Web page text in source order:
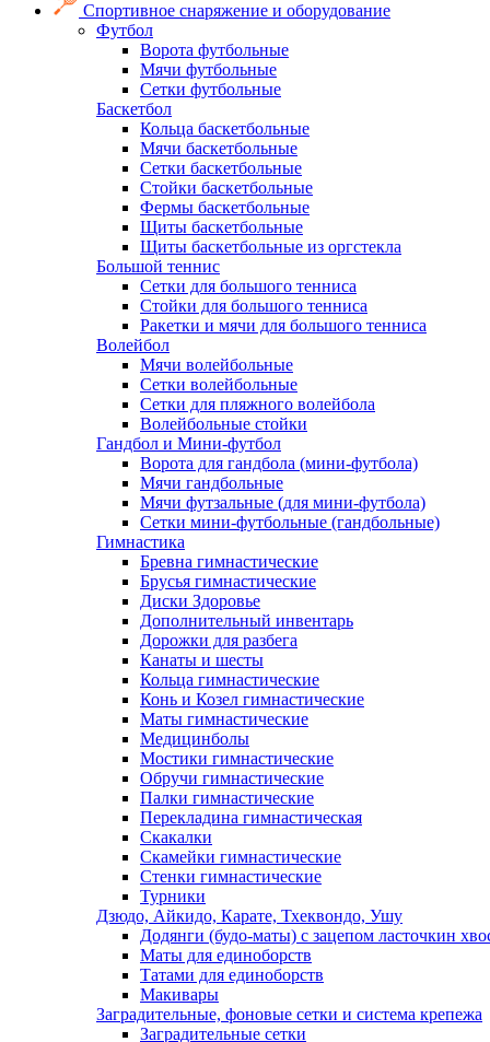
Спортивное снаряжение и оборудование
Футбол
Ворота футбольные
Мячи футбольные
Сетки футбольные
Баскетбол
Кольца баскетбольные
Мячи баскетбольные
Сетки баскетбольные
Стойки баскетбольные
Фермы баскетбольные
Щиты баскетбольные
Щиты баскетбольные из оргстекла
Большой теннис
Сетки для большого тенниса
Стойки для большого тенниса
Ракетки и мячи для большого тенниса
Волейбол
Мячи волейбольные
Сетки волейбольные
Сетки для пляжного волейбола
Волейбольные стойки
Гандбол и Мини-футбол
Ворота для гандбола (мини-футбола)
Мячи гандбольные
Мячи футзальные (для мини-футбола)
Сетки мини-футбольные (гандбольные)
Гимнастика
Бревна гимнастические
Брусья гимнастические
Диски Здоровье
Дополнительный инвентарь
Дорожки для разбега
Канаты и шесты
Кольца гимнастические
Конь и Козел гимнастические
Маты гимнастические
Медицинболы
Мостики гимнастические
Обручи гимнастические
Палки гимнастические
Перекладина гимнастическая
Скакалки
Скамейки гимнастические
Стенки гимнастические
Турники
Дзюдо, Айкидо, Карате, Тхеквондо, Ушу
Додянги (будо-маты) с зацепом ласточкин
Маты для единоборств
Татами для единоборств
Макивары
Заградительные, фоновые сетки и система крепежа
Заградительные сетки